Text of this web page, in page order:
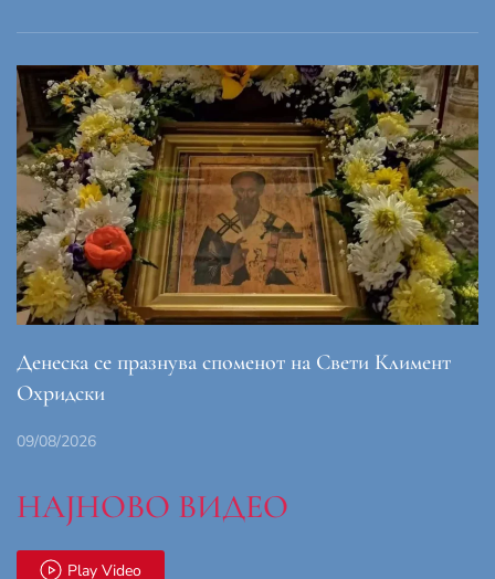
Денеска се празнува споменот на Свети Климент
Охридски
09/08/2026
НАЈНОВО ВИДЕО
Play Video